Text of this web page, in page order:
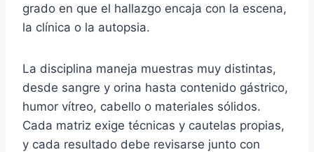
grado en que el hallazgo encaja con la escena,
la clínica o la autopsia.
La disciplina maneja muestras muy distintas,
desde sangre y orina hasta contenido gástrico,
humor vítreo, cabello o materiales sólidos.
Cada matriz exige técnicas y cautelas propias,
y cada resultado debe revisarse junto con